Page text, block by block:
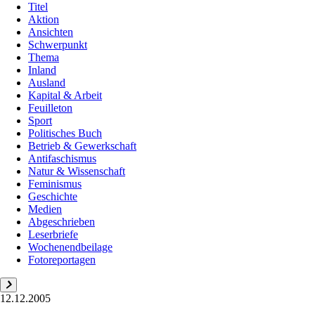
Titel
Aktion
Ansichten
Schwerpunkt
Thema
Inland
Ausland
Kapital & Arbeit
Feuilleton
Sport
Politisches Buch
Betrieb & Gewerkschaft
Antifaschismus
Natur & Wissenschaft
Feminismus
Geschichte
Medien
Abgeschrieben
Leserbriefe
Wochenendbeilage
Fotoreportagen
12.12.2005